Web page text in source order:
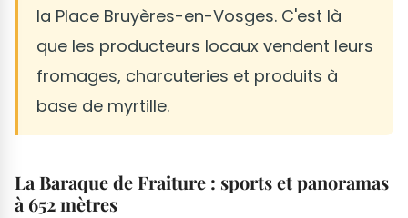
la Place Bruyères-en-Vosges. C'est là
que les producteurs locaux vendent leurs
fromages, charcuteries et produits à
base de myrtille.
La Baraque de Fraiture : sports et panoramas
à 652 mètres